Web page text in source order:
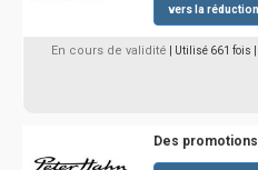
vers la réduction
En cours de validité | Utilisé 661 fois
Des